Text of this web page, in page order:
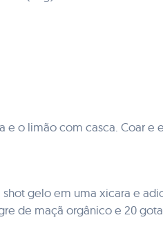
e o limão com casca. Coar
gelo em uma xicara e
de maçã orgânico e 20